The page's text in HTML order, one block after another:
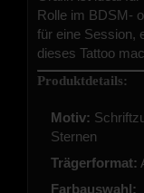
Rolle im BDSM-
für eine Session,
dieses Tattoo
Produktdetails:
Motiv:
Sternen
Trägerformat:
Farbauswahl: